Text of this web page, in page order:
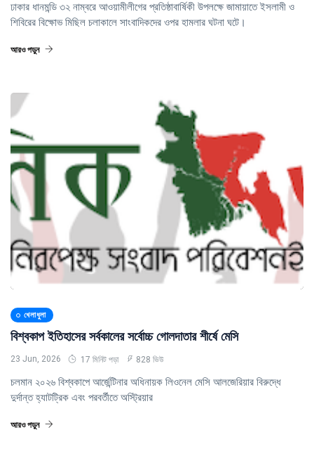
ঢাকার ধানমন্ডি ৩২ নাম্বরে আওয়ামীলীগের প্রতিষ্ঠাবার্ষিকী উপলক্ষে জামায়াতে ইসলামী ও
শিবিরের বিক্ষোভ মিছিল চলাকালে সাংবাদিকদের ওপর হামলার ঘটনা ঘটে।
আরও পড়ুন
খেলাধুলা
বিশ্বকাপ ইতিহাসের সর্বকালের সর্বোচ্চ গোলদাতার শীর্ষে মেসি
23 Jun, 2026 17 মিনিট পড়া 828 ভিউ
চলমান ২০২৬ বিশ্বকাপে আর্জেন্টিনার অধিনায়ক লিওনেল মেসি আলজেরিয়ার বিরুদ্ধে
দুর্দান্ত হ্যাটট্রিক এবং পরবর্তীতে অস্ট্রিয়ার
আরও পড়ুন